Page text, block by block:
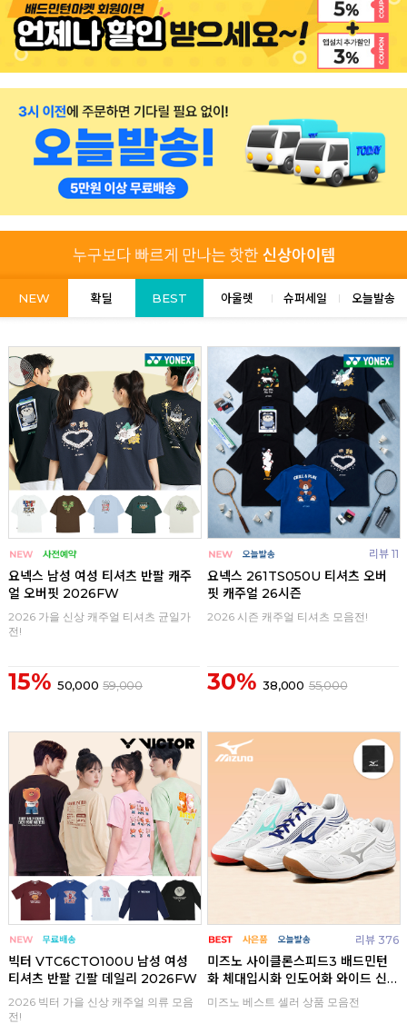
NEW 확딜 BEST 아울렛 슈퍼세일 오늘발송
요넥스 남성 여성 티셔츠 반팔 캐주
얼 오버핏 2026FW
2026 가을 신상 캐주얼 티셔츠 균일가
전!
15% 50,000 59,000
리뷰 11
요넥스 261TS050U 티셔츠 오버
핏 캐주얼 26시즌
2026 시즌 캐주얼 티셔츠 모음전!
30% 38,000 55,000
빅터 VTC6CTO100U 남성 여성
티셔츠 반팔 긴팔 데일리 2026FW
2026 빅터 가을 신상 캐주얼 의류 모음
전!
리뷰 376
미즈노 사이클론스피드3 배드민턴
화 체대입시화 인도어화 와이드 신
발
미즈노 베스트 셀러 상품 모음전